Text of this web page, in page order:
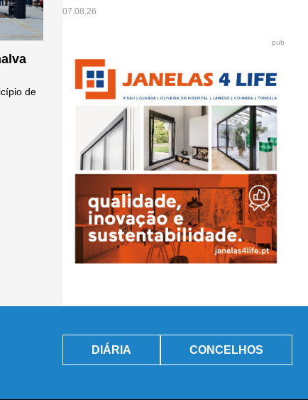
de
07.08.26
pub
DIÁRIA CONCELHOS